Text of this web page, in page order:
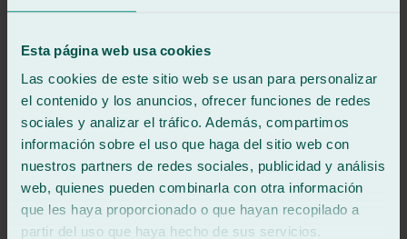
Esta página web usa cookies
Las cookies de este sitio web se usan para personalizar
el contenido y los anuncios, ofrecer funciones de redes
sociales y analizar el tráfico. Además, compartimos
información sobre el uso que haga del sitio web con
nuestros partners de redes sociales, publicidad y análisis
web, quienes pueden combinarla con otra información
que les haya proporcionado o que hayan recopilado a
partir del uso que haya hecho de sus servicios.
karamba diaby
Reseña de
Google
/5· Hace 2 meses
Ver reseña
Unos cracks 10/10
Ver reseña
AR
antoni rosa olivera
Reseña de
Google
/5· Hace 5 meses